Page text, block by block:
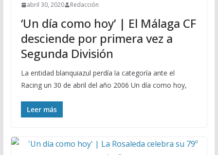
abril 30, 2020 Redacción
‘Un día como hoy’ | El Málaga CF
desciende por primera vez a
Segunda División
La entidad blanquiazul perdía la categoría ante el
Racing un 30 de abril del año 2006 Un día como hoy,
Leer más